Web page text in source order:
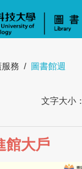
務
圖書館週
文字大小：
館大戶